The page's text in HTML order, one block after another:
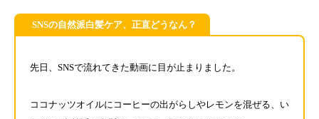
SNSの自然派白髪ケア、正直どうなん？
先日、SNSで流れてきた動画に目が止まりました。
ココナッツオイルにコーヒーの出がらしやレモンを混ぜる、い